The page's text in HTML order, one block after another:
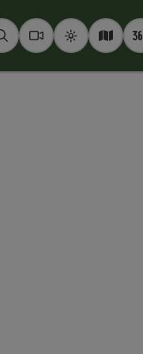
SuchenWebcams
Wetter